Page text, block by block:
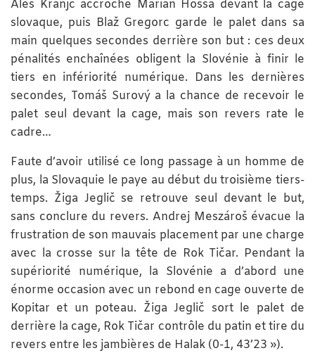
Aleš Kranjc accroche Marian Hossa devant la cage
slovaque, puis Blaž Gregorc garde le palet dans sa
main quelques secondes derrière son but : ces deux
pénalités enchaînées obligent la Slovénie à finir le
tiers en infériorité numérique. Dans les dernières
secondes, Tomáš Surový a la chance de recevoir le
palet seul devant la cage, mais son revers rate le
cadre…
Faute d’avoir utilisé ce long passage à un homme de
plus, la Slovaquie le paye au début du troisième tiers-
temps. Žiga Jeglič se retrouve seul devant le but,
sans conclure du revers. Andrej Meszároš évacue la
frustration de son mauvais placement par une charge
avec la crosse sur la tête de Rok Tičar. Pendant la
supériorité numérique, la Slovénie a d’abord une
énorme occasion avec un rebond en cage ouverte de
Kopitar et un poteau. Žiga Jeglič sort le palet de
derrière la cage, Rok Tičar contrôle du patin et tire du
revers entre les jambières de Halak (0-1, 43’23 »).